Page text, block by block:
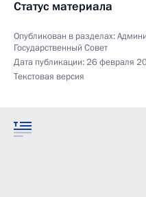
Статус материала
Опубликован в разделах:
Государственный Совет
Дата публикации:26 февраля
Текстовая версия